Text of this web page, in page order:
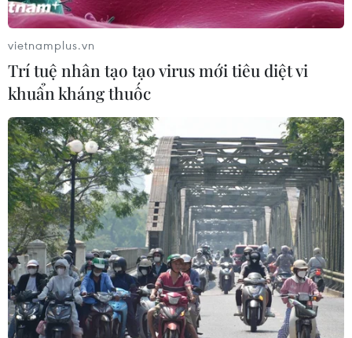
Đối thoại giữa 169 trẻ em với lãnh đạo
Chính phủ và các bộ, ngành
17/08/2019 08:20
Các em đã chủ động nêu lên thực trạng và những ý
kiến, nguyện vọng, đề xuất liên quan đến các vấn đề
như phòng, chống bạo lực, xâm hại trẻ em; phòng,
chống tai nạn, thương tích...
vietnamplus.vn
Trí tuệ nhân tạo tạo virus mới tiêu diệt vi
khuẩn kháng thuốc